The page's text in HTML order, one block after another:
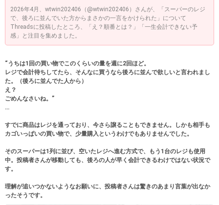
2026年4月、wtwin202406（@wtwin202406）さんが、「スーパーのレジ
で、後ろに並んでいた方からまさかの一言をかけられた」について
Threadsに投稿したところ、「え？順番とは？」「一生会計できない予
感」と注目を集めました。
“うちは1回の買い物でこのくらいの量を週に2回ほど。
レジで会計待ちしてたら、そんなに買うなら後ろに並んで欲しいと言われまし
た。（後ろに並んでた人から）
え？
ごめんなさいね。”
…
すでに商品はレジを通っており、今さら譲ることもできません。しかも相手も
カゴいっぱいの買い物で、少量購入というわけでもありませんでした。
そのスーパーは1列に並び、空いたレジへ進む方式で、もう1台のレジも使用
中。投稿者さんが移動しても、後ろの人が早く会計できるわけではない状況で
す。
理解が追いつかないようなお願いに、投稿者さんは驚きのあまり言葉が出なか
ったそうです。